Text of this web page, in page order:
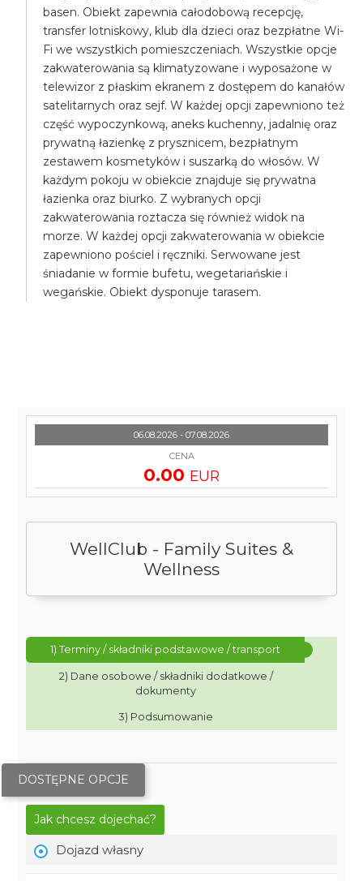
basen. Obiekt zapewnia całodobową recepcję,
transfer lotniskowy, klub dla dzieci oraz bezpłatne Wi-
Fi we wszystkich pomieszczeniach. Wszystkie opcje
zakwaterowania są klimatyzowane i wyposażone w
telewizor z płaskim ekranem z dostępem do kanałów
satelitarnych oraz sejf. W każdej opcji zapewniono też
część wypoczynkową, aneks kuchenny, jadalnię oraz
prywatną łazienkę z prysznicem, bezpłatnym
zestawem kosmetyków i suszarką do włosów. W
każdym pokoju w obiekcie znajduje się prywatna
łazienka oraz biurko. Z wybranych opcji
zakwaterowania roztacza się również widok na
morze. W każdej opcji zakwaterowania w obiekcie
zapewniono pościel i ręczniki. Serwowane jest
śniadanie w formie bufetu, wegetariańskie i
wegańskie. Obiekt dysponuje tarasem.
WellClub - Family Suites &
Wellness
1) Terminy / składniki podstawowe / transport
2) Dane osobowe / składniki dodatkowe /
dokumenty
3) Podsumowanie
DOSTĘPNE OPCJE
Jak chcesz dojechać?
Dojazd własny
06.08.2026 - 07.08.2026
CENA
0.00 EUR